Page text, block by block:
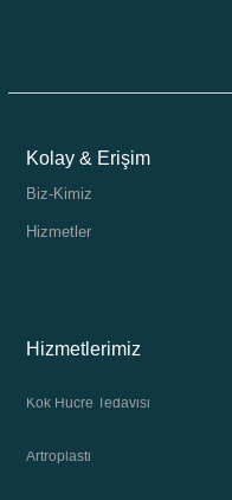
Kolay & Erişim
Biz-Kimiz
Hizmetler
Hizmetlerimiz
Kök Hücre Tedavisi
Artroplasti